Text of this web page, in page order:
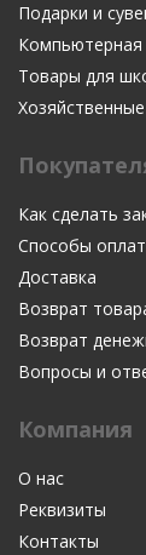
Подарки и
Компьютерная
Товары для
Как сделать
Способы
Доставка
Возврат
Возврат
Вопросы и
Компания
О нас
Реквизиты
Контакты